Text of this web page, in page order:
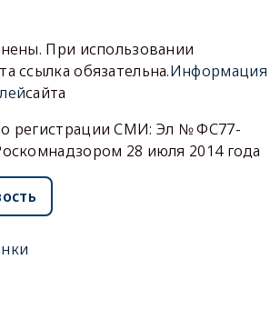
При использовании
ссылка обязательна.Информация
сайта
регистрации СМИ: Эл № ФС77-
28 июля 2014 года